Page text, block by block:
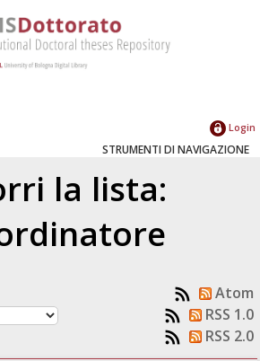
Login
STRUMENTI DI NAVIGAZIONE
la lista:
Atom
RSS 1.0
RSS 2.0